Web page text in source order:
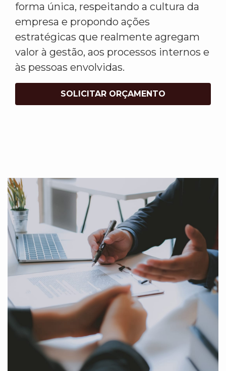
forma única, respeitando a cultura da
empresa e propondo ações
estratégicas que realmente agregam
valor à gestão, aos processos internos e
às pessoas envolvidas.
SOLICITAR ORÇAMENTO